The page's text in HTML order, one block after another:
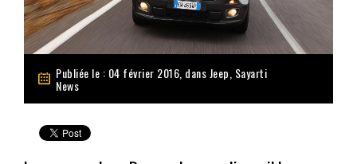
Publiée le : 04 février 2016, dans Jeep Sayarti
News